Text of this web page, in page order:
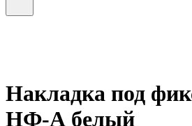
Накладка под
НФ-А белый